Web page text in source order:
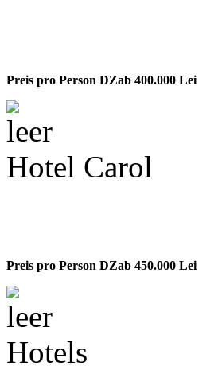
Preis pro Person DZab 400.000 Lei
Hotel Carol
Preis pro Person DZab 450.000 Lei
Hotels